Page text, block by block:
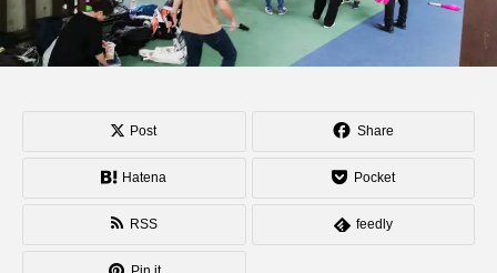
2022.06.20 2020.08.04
オンライン
Post Share
Hatena Pocket
RSS feedly